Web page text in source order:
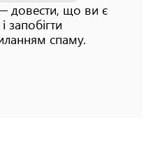
довести, що ви є
запобігти
спаму.